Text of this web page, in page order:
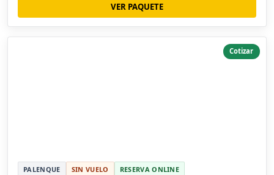
VER PAQUETE
Cotizar
PALENQUE SIN VUELO RESERVA ONLINE